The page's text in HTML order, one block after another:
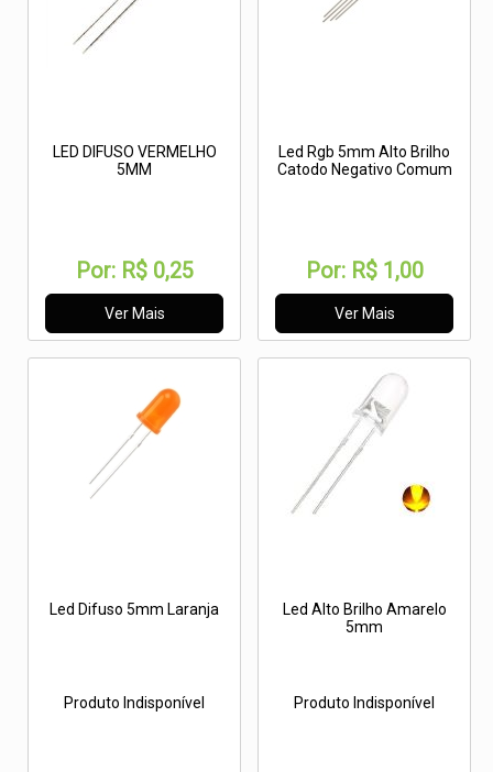
LED DIFUSO VERMELHO
5MM
Por: R$ 0,25
Ver Mais
Led Rgb 5mm Alto Brilho
Catodo Negativo Comum
Por: R$ 1,00
Ver Mais
Led Difuso 5mm Laranja
Produto Indisponível
Led Alto Brilho Amarelo
5mm
Produto Indisponível